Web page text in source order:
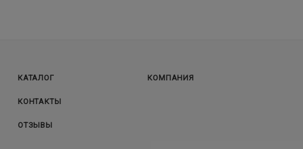
КАТАЛОГ
КОНТАКТЫ
ОТЗЫВЫ
КОМПАНИЯ